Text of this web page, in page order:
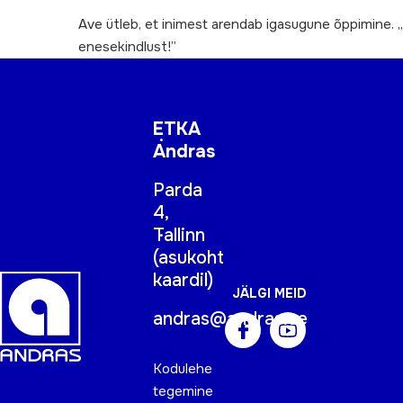
Ave ütleb, et inimest arendab igasugune õppimine.
enesekindlust!”
ETKA
Andras
Parda
4,
Tallinn
(asukoht
kaardil)
andras@andras.ee
Kodulehe
tegemine
JÄLGI MEID